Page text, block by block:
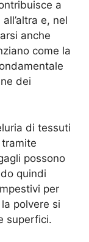
a
e, nel
anche
come la
dei
di tessuti
tramite
possono
quindi
per
polvere si
superfici.